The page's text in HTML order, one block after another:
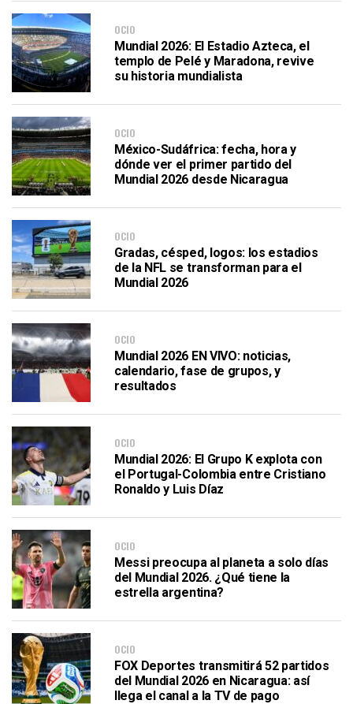
OCIO
Mundial 2026: El Estadio Azteca, el
templo de Pelé y Maradona, revive
su historia mundialista
OCIO
México-Sudáfrica: fecha, hora y
dónde ver el primer partido del
Mundial 2026 desde Nicaragua
OCIO
Gradas, césped, logos: los estadios
de la NFL se transforman para el
Mundial 2026
OCIO
Mundial 2026 EN VIVO: noticias,
calendario, fase de grupos, y
resultados
OCIO
Mundial 2026: El Grupo K explota con
el Portugal-Colombia entre Cristiano
Ronaldo y Luis Díaz
OCIO
Messi preocupa al planeta a solo días
del Mundial 2026. ¿Qué tiene la
estrella argentina?
OCIO
FOX Deportes transmitirá 52 partidos
del Mundial 2026 en Nicaragua: así
llega el canal a la TV de pago